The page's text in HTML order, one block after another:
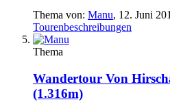
Thema von: Manu, 12. Juni
Tourenbeschreibungen
Thema
Wandertour Von
(1.316m)